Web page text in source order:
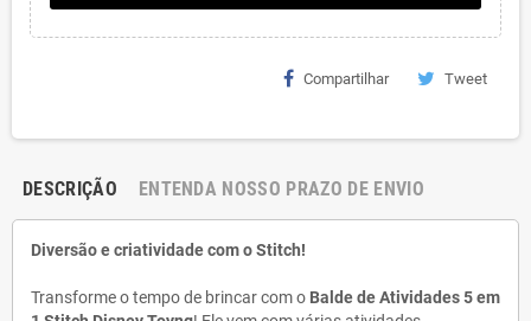
Compartilhar Tweet
DESCRIÇÃO ENTENDA NOSSO PRAZO DE ENVIO
Diversão e criatividade com o Stitch!
Transforme o tempo de brincar com o Balde de Atividades 5 em